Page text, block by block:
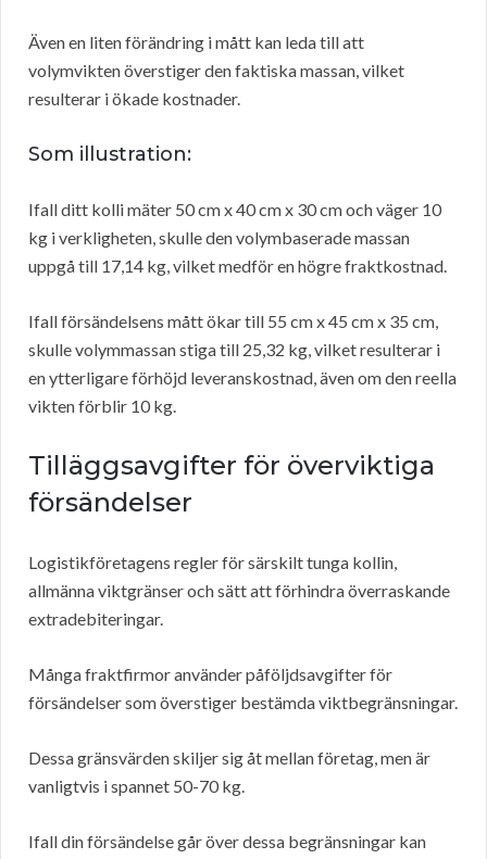
Även en liten förändring i mått kan leda till att
volymvikten överstiger den faktiska massan, vilket
resulterar i ökade kostnader.
Som illustration:
Ifall ditt kolli mäter 50 cm x 40 cm x 30 cm och väger 10
kg i verkligheten, skulle den volymbaserade massan
uppgå till 17,14 kg, vilket medför en högre fraktkostnad.
Ifall försändelsens mått ökar till 55 cm x 45 cm x 35 cm,
skulle volymmassan stiga till 25,32 kg, vilket resulterar i
en ytterligare förhöjd leveranskostnad, även om den reella
vikten förblir 10 kg.
Tilläggsavgifter för överviktiga
försändelser
Logistikföretagens regler för särskilt tunga kollin,
allmänna viktgränser och sätt att förhindra överraskande
extradebiteringar.
Många fraktfirmor använder påföljdsavgifter för
försändelser som överstiger bestämda viktbegränsningar.
Dessa gränsvärden skiljer sig åt mellan företag, men är
vanligtvis i spannet 50-70 kg.
Ifall din försändelse går över dessa begränsningar kan